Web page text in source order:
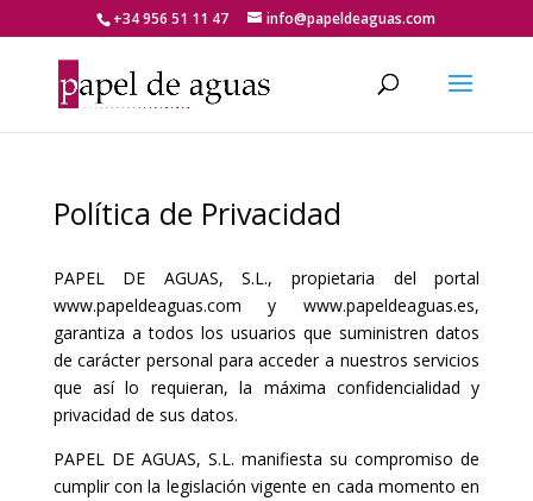
+34 956 51 11 47 info@papeldeaguas.com
Política de Privacidad
PAPEL DE AGUAS, S.L., propietaria del portal
www.papeldeaguas.com y www.papeldeaguas.es,
garantiza a todos los usuarios que suministren datos
de carácter personal para acceder a nuestros servicios
que así lo requieran, la máxima confidencialidad y
privacidad de sus datos.
PAPEL DE AGUAS, S.L. manifiesta su compromiso de
cumplir con la legislación vigente en cada momento en